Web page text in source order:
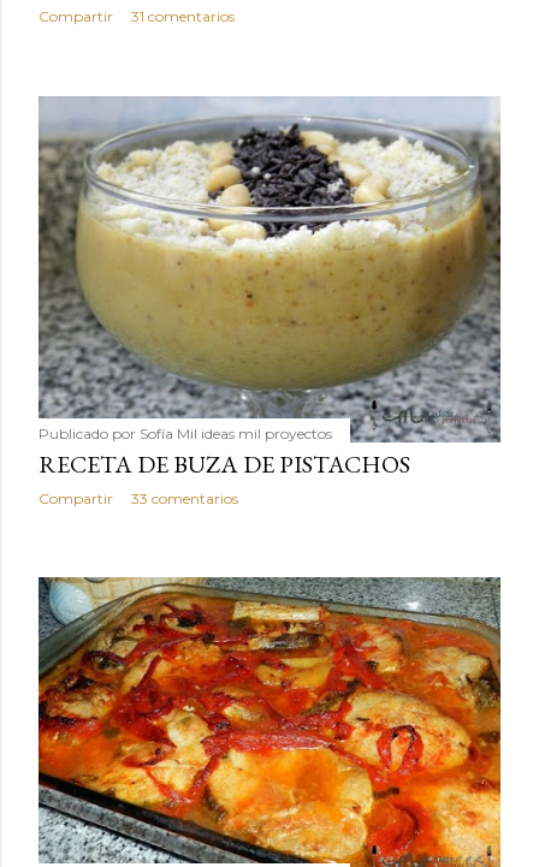
Compartir 31 comentarios
Publicado por Sofía Mil ideas mil proyectos
RECETA DE BUZA DE PISTACHOS
Compartir 33 comentarios